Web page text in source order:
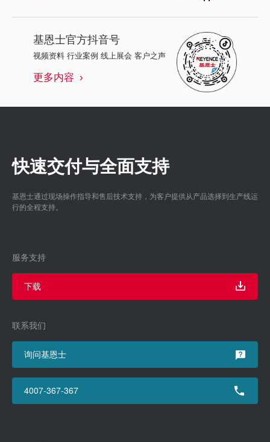
基恩士官方抖音号
视频资料 行业案例 线上展会 客户之声
更多内容
快速交付与全面支持
基恩士通过现场操作指导和售后技术支持，为客户提供从产品选择到生产线运
行的全程支持。
服务支持
下载
联系我们
询问基恩士
4007-367-367